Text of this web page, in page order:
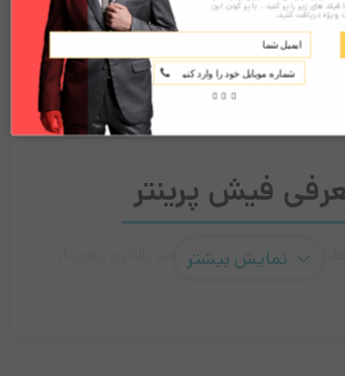
نقد و بررسی‌ها (0)
فیش پرینتر
پرینتر های لیزری از عمر بالاتری برخوردار
نمایش بیشتر
فیلد های زیر را پر کنید . با پر کردن این
دریافت کنید.